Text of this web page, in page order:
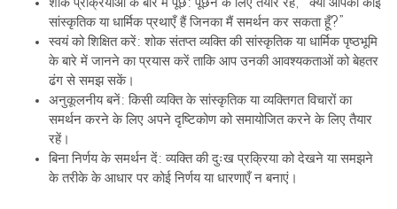
स्थायी समर्थन रणनीतियाँ
दुःख एक दीर्घकालिक प्रक्रिया हो सकती है, और यह सुनिश्चित करना महत्वपूर्ण है
कि आप स्थायी तरीके से समर्थन प्रदान करें। शुरुआती शोक अवधि के बाद भी,
शोक संतप्त व्यक्ति को आपके समर्थन की आवश्यकता हो सकती है। यहाँ कुछ
दीर्घकालिक समर्थन रणनीतियाँ दी गई हैं:
संपर्क बनाए रखें
समय बीतने के साथ, शोक संतप्त व्यक्ति के साथ नियमित संपर्क बनाए रखना